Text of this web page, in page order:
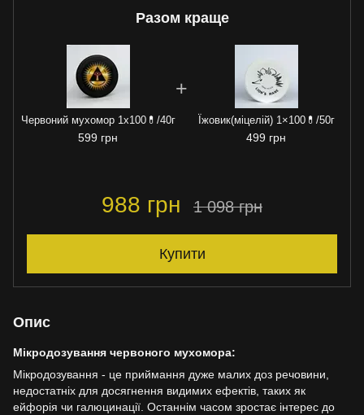
Разом краще
Червоний мухомор 1х100💊/40г
599 грн
Їжовик(міцелій) 1×100💊/50г
499 грн
988 грн 1 098 грн
Купити
Опис
Мікродозування червоного мухомора:
Мікродозування - це приймання дуже малих доз речовини,
недостатніх для досягнення видимих ефектів, таких як
ейфорія чи галюцинації. Останнім часом зростає інтерес до